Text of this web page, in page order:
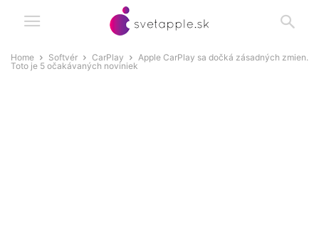
Home Softvér CarPlay
Apple CarPlay sa dočká zásadných zmien.
Toto je 5 očakávaných noviniek